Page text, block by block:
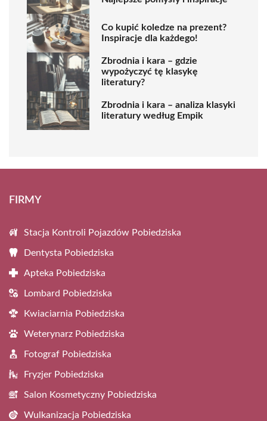
Co kupić koledze na prezent?
Inspiracje dla każdego!
Zbrodnia i kara – gdzie
wypożyczyć tę klasykę
literatury?
Zbrodnia i kara – analiza klasyki
literatury według Empik
FIRMY
Stacja Kontroli Pojazdów Pobiedziska
Dentysta Pobiedziska
Apteka Pobiedziska
Lombard Pobiedziska
Kwiaciarnia Pobiedziska
Weterynarz Pobiedziska
Fotograf Pobiedziska
Fryzjer Pobiedziska
Salon Kosmetyczny Pobiedziska
Wulkanizacja Pobiedziska